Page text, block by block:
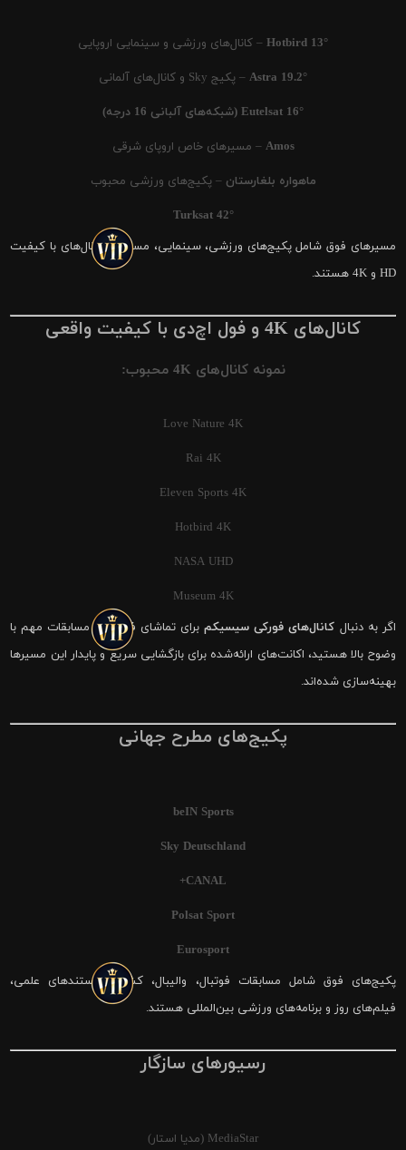
Hotbird 13° – کانال‌های ورزشی و سینمایی اروپایی
Astra 19.2° – پکیج Sky و کانال‌های آلمانی
Eutelsat 16° (شبکه‌های آلبانی 16 درجه)
Amos – مسیرهای خاص اروپای شرقی
ماهواره بلغارستان – پکیج‌های ورزشی محبوب
Turksat 42°
مسیرهای فوق شامل پکیج‌های ورزشی، سینمایی، مستند و کانال‌های با کیفیت
HD و 4K هستند.
کانال‌های 4K و فول اچ‌دی با کیفیت واقعی
نمونه کانال‌های 4K محبوب:
Love Nature 4K
Rai 4K
Eleven Sports 4K
Hotbird 4K
NASA UHD
Museum 4K
اگر به دنبال کانال‌های فورکی سیسیکمبرای تماشای فوتبال و مسابقات مهم با
وضوح بالا هستید، اکانت‌های ارائه‌شده برای بازگشایی سریع و پایدار این مسیرها
بهینه‌سازی شده‌اند.
پکیج‌های مطرح جهانی
beIN Sports
Sky Deutschland
CANAL+
Polsat Sport
Eurosport
پکیج‌های فوق شامل مسابقات فوتبال، والیبال، کشتی، مستندهای علمی،
فیلم‌های روز و برنامه‌های ورزشی بین‌المللی هستند.
رسیورهای سازگار
MediaStar (مدیا استار)